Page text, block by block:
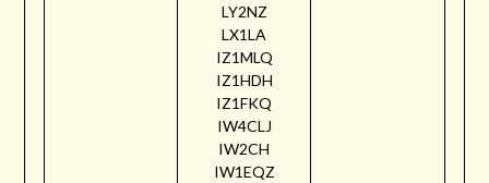
LY2NZ
LX1LA
IZ1MLQ
IZ1HDH
IZ1FKQ
IW4CLJ
IW2CH
IW1EQZ